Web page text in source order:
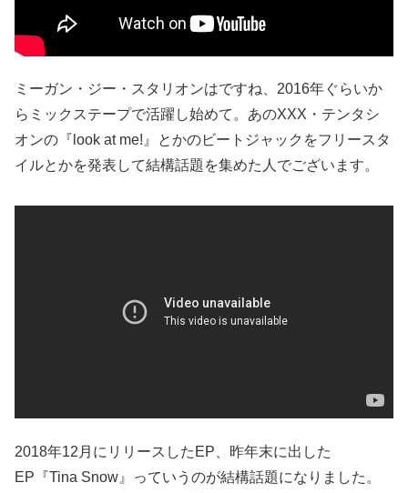
ミーガン・ジー・スタリオンはですね、2016年ぐらいか
らミックステープで活躍し始めて。あのXXX・テンタシ
オンの『look at me!』とかのビートジャックをフリースタ
イルとかを発表して結構話題を集めた人でございます。
2018年12月にリリースしたEP、昨年末に出した
EP『Tina Snow』っていうのが結構話題になりました。